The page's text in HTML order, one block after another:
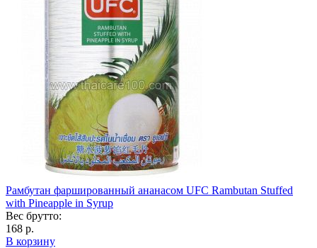
Рамбутан фаршированный ананасом UFC Rambutan Stuffed
with Pineapple in Syrup
Вес брутто:
168 р.
В корзину